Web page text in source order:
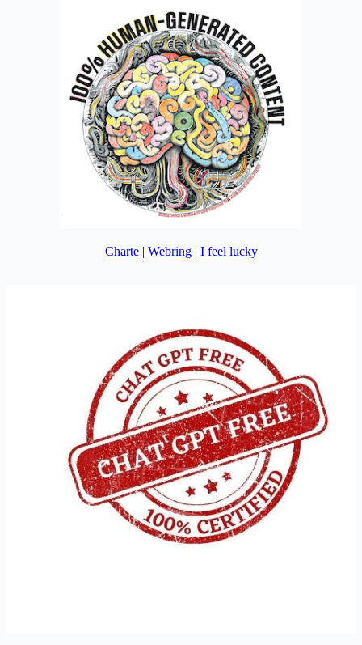
Charte| Webring| I feel lucky